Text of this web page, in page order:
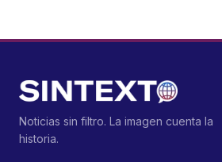
Noticias sin filtro. La imagen cuenta la
historia.